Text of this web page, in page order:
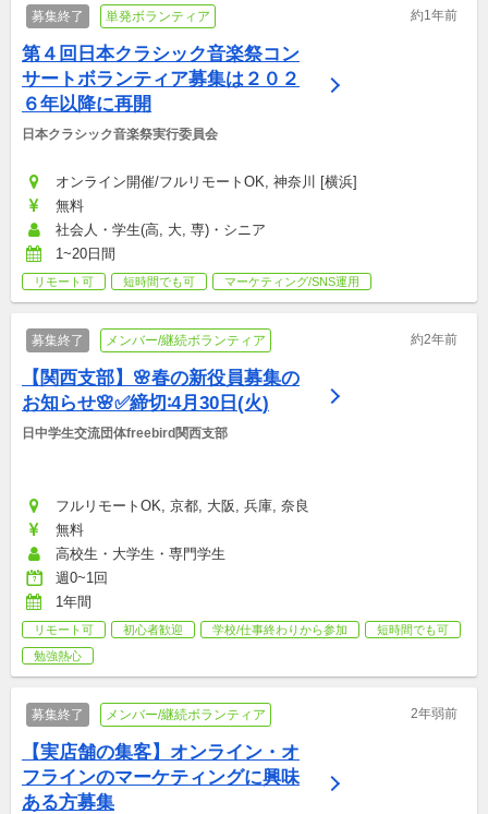
募集終了 単発ボランティア 約1年前
第４回日本クラシック音楽祭コン
サートボランティア募集は２０２
６年以降に再開
日本クラシック音楽祭実行委員会
オンライン開催/フルリモートOK, 神奈川 [横浜]
無料
社会人・学生(高, 大, 専)・シニア
1~20日間
リモート可 短時間でも可 マーケティング/SNS運用
募集終了 メンバー/継続ボランティア 約2年前
【関西支部】🌸春の新役員募集の
お知らせ🌸✅締切∶4月30日(⁠火)⁠
日中学生交流団体freebird関西支部
フルリモートOK, 京都, 大阪, 兵庫, 奈良
無料
高校生・大学生・専門学生
週0~1回
1年間
リモート可 初心者歓迎 学校/仕事終わりから参加
短時間でも可
勉強熱心
募集終了 メンバー/継続ボランティア 2年弱前
【実店舗の集客】オンライン・オ
フラインのマーケティングに興味
ある方募集